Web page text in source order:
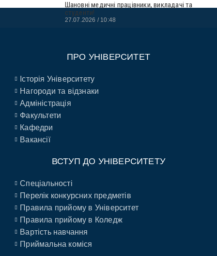
Шановні медичні працівники, викладачі та
студенти!
27.07.2026 10:48
ПРО УНІВЕРСИТЕТ
Історія Університету
Нагороди та відзнаки
Адміністрація
Факультети
Кафедри
Вакансії
ВСТУП ДО УНІВЕРСИТЕТУ
Спеціальності
Перелік конкурсних предметів
Правила прийому в Університет
Правила прийому в Коледж
Вартість навчання
Приймальна коміся